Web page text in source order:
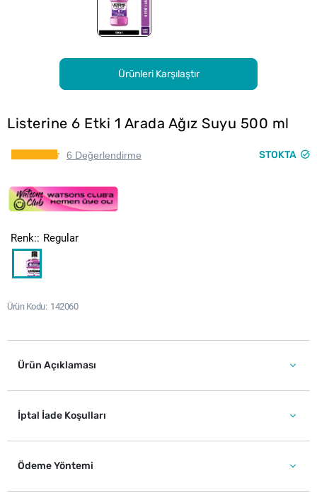
Ürünleri Karşılaştır
Listerine 6 Etki 1 Arada Ağız Suyu 500 ml
6 Değerlendirme STOKTA
Ürün Kodu 142060
Renk: Regular
Ürün Açıklaması
İptal İade Koşulları
Ödeme Yöntemi